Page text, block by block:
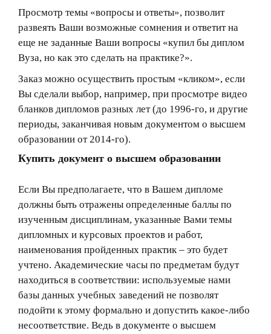
Просмотр темы «вопросы и ответы», позволит
развеять Ваши возможные сомнения и ответит на
еще не заданные Ваши вопросы «купил бы диплом
Вуза, но как это сделать на практике?».
Заказ можно осуществить простым «кликом», если
Вы сделали выбор, например, при просмотре видео
бланков дипломов разных лет (до 1996-го, и другие
периоды, заканчивая новым документом о высшем
образовании от 2014-го).
Купить документ о высшем образовании
Если Вы предполагаете, что в Вашем дипломе
должны быть отражены определенные баллы по
изученным дисциплинам, указанные Вами темы
дипломных и курсовых проектов и работ,
наименования пройденных практик – это будет
учтено. Академические часы по предметам будут
находиться в соответствии: используемые нами
базы данных учебных заведений не позволят
подойти к этому формально и допустить какое-либо
несоответствие. Ведь в документе о высшем